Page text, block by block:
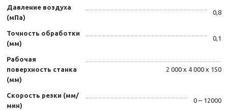
Давление воздуха
(мПа)
0,8
Точность обработки
(мм)
0,1
Рабочая
поверхность станка
(мм)
2 000 х 4 000 х 150
Скорость резки (мм/
мин)
0 – 12000